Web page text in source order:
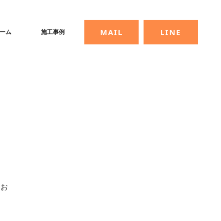
ム 施工事例 MAIL LINE